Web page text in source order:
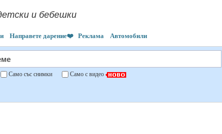
и бебешки
Направете дарение❤️ Реклама Автомобили
Само със снимки Само с видео